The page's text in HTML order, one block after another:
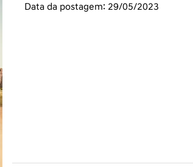
Data da postagem: 29/05/2023